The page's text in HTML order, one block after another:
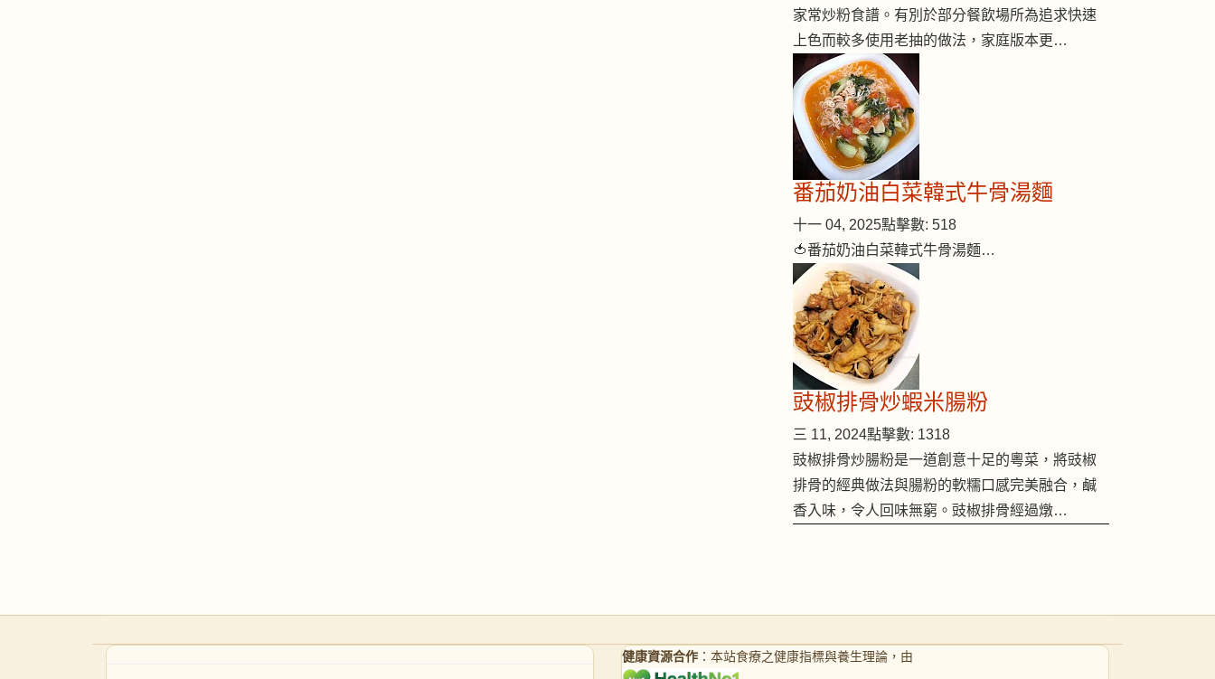
家常炒粉食譜。有別於部分餐飲場所為追求快速
上色而較多使用老抽的做法，家庭版本更…
番茄奶油白菜韓式牛骨湯麵
十一 04, 2025點擊數: 518
🍅番茄奶油白菜韓式牛骨湯麵…
豉椒排骨炒蝦米腸粉
三 11, 2024點擊數: 1318
豉椒排骨炒腸粉是一道創意十足的粵菜，將豉椒
排骨的經典做法與腸粉的軟糯口感完美融合，鹹
香入味，令人回味無窮。豉椒排骨經過燉…
健康資源合作 ：本站食療之健康指標與養生理論，由